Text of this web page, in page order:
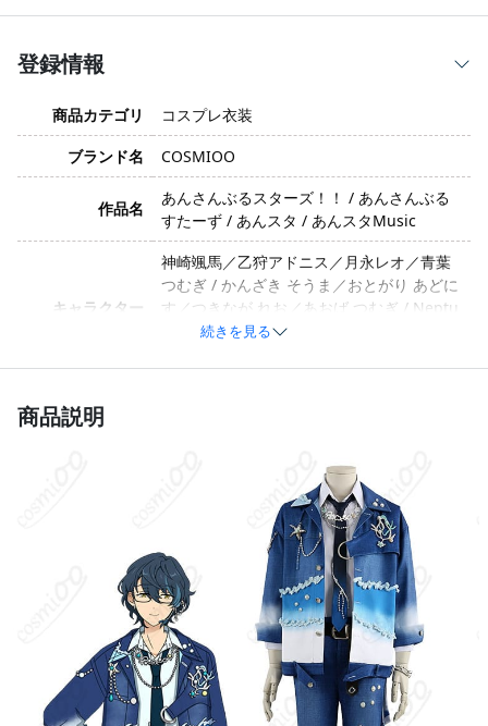
登録情報
商品カテゴリ
コスプレ衣装
ブランド名
COSMIOO
作品名
あんさんぶるスターズ！！ / あんさんぶる
すたーず / あんスタ / あんスタMusic
キャラクター
神崎颯馬／乙狩アドニス／月永レオ／青葉
つむぎ / かんざき そうま／おとがり あどに
す／つきなが れお／あおば つむぎ / Neptu
メンバー / 颯馬／アドニス／レオ／つむぎ /
コート、ズボン、シャツ、ネクタイ、腰飾
り、ベルト、 ネックレス、胸飾り、ブレス
サイズ
XS、S、M、L、XL、オーダーメイド
発送予定
加工に7～15営業日、配送に5～7営業日（※
土日祝除く）、合計で12～22営業日程度で
お届け
支払い方法
クレジットカード（VISA、Master、JCB、
Discover、AMERICAN EXPRESS）、
続きを見る
商品説明